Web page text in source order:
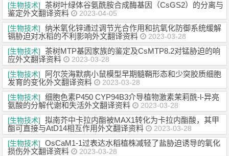
[生物技术]
茶树叶绿体谷氨酰胺合成酶基因（CsGS2）的分离与
鉴定外文翻译资料
2023-04-05
[生物技术]
纳米氧化锌通过调节光合作用和抗氧化防御系统缓解
镉胁迫对水稻的不利影响外文翻译资料
2023-03-28
[生物技术]
茶树MTP基因家族的鉴定及CsMTP8.2对锰胁迫的响
应外文翻译资料
2023-03-28
[生物技术]
阿尔茨海默病小鼠模型早期髓鞘形态和少突胶质细胞
发育的变化外文翻译资料
2023-03-28
[生物技术]
细胞色素P450 CYP94B3介导植物激素茉莉酰-l-异亮
氨酸的分解代谢和失活外文翻译资料
2023-03-28
[生物技术]
拟南芥中卡拉内酯被MAX1转化为卡拉内酯酸，其甲
酯可直接与AtD14相互作用外文翻译资料
2023-03-28
[生物技术]
OsCaM1-1过表达水稻植株减轻了盐胁迫诱导的氧化
损伤外文翻译资料
2023-03-28